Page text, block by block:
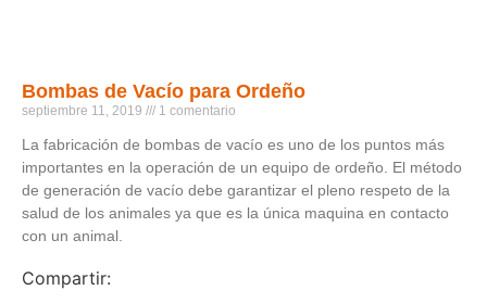
Bombas de Vacío para Ordeño
septiembre 11, 2019 1 comentario
La fabricación de bombas de vacío es uno de los puntos más
importantes en la operación de un equipo de ordeño. El método
de generación de vacío debe garantizar el pleno respeto de la
salud de los animales ya que es la única maquina en contacto
con un animal.
Compartir: